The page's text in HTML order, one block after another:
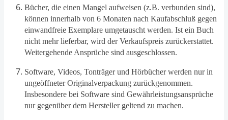
Bücher, die einen Mangel aufweisen (z.B. verbunden sind),
können innerhalb von 6 Monaten nach Kaufabschluß gegen
einwandfreie Exemplare umgetauscht werden. Ist ein Buch
nicht mehr lieferbar, wird der Verkaufspreis zurückerstattet.
Weitergehende Ansprüche sind ausgeschlossen.
Software, Videos, Tonträger und Hörbücher werden nur in
ungeöffneter Originalverpackung zurückgenommen.
Insbesondere bei Software sind Gewährleistungsansprüche
nur gegenüber dem Hersteller geltend zu machen.